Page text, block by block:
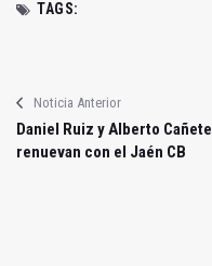
TAGS:
Noticia Anterior
Daniel Ruiz y Alberto Cañete
renuevan con el Jaén CB